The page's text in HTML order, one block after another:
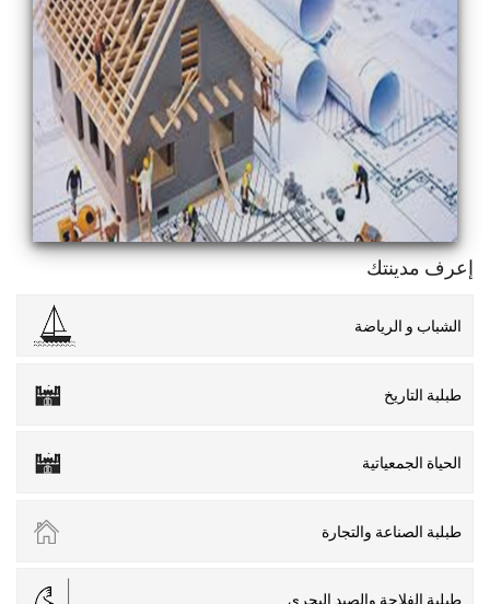
إعرف مدينتك
الشباب و الرياضة
طبلبة التاريخ
الحياة الجمعياتية
طبلبة الصناعة والتجارة
طبلبة الفلاحة والصيد البحري